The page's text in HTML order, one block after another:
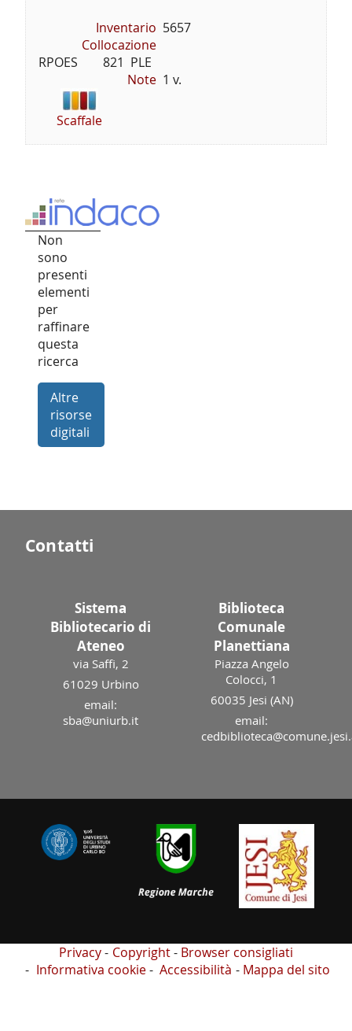
Inventario 5657
Collocazione
RPOES        821  PLE
Note 1 v.
Scaffale
Non
sono
presenti
elementi
per
raffinare
questa
ricerca
Altre
risorse
digitali
Contatti
Sistema
Bibliotecario di
Ateneo
via Saffi, 2
61029 Urbino
email:
sba@uniurb.it
Biblioteca
Comunale
Planettiana
Piazza Angelo
Colocci, 1
60035 Jesi (AN)
email:
Privacy Copyright
Browser consigliati
Informativa cookie
Accessibilità Mappa del sito